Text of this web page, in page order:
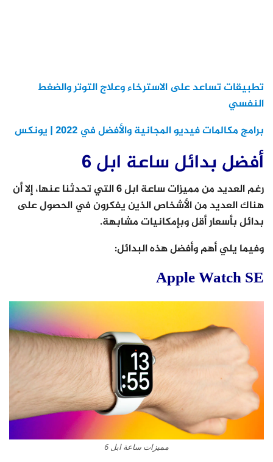
تطبيقات تساعد على الاسترخاء وعلاج التوتر والضغط
النفسي
برامج مكالمات فيديو المجانية والأفضل في 2022 | يونكس
أفضل بدائل ساعة ابل 6
رغم العديد من مميزات ساعة ابل 6 التي تحدثنا عنها، إلا أن
هناك العديد من الأشخاص الذين يفكرون في الحصول على
بدائل بأسعار أقل وبإمكانيات مشابهة.
وفيما يلي أهم وأفضل هذه البدائل:
Apple Watch SE
مميزات ساعة ابل 6